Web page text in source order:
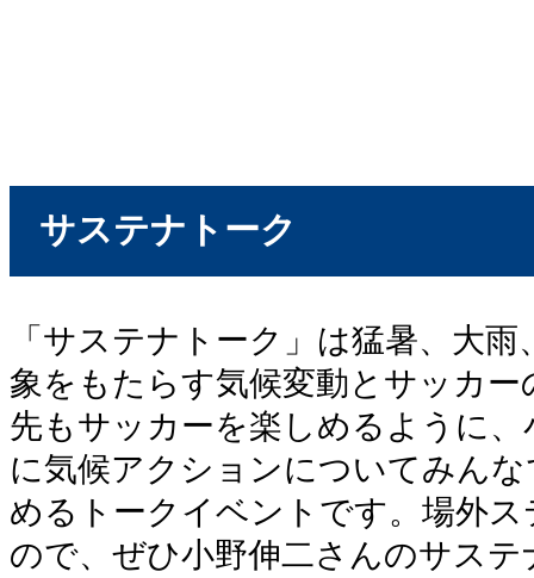
サステナトーク
「サステナトーク」は猛暑、大
象をもたらす気候変動とサッカ
先もサッカーを楽しめるように
に気候アクションについてみん
めるトークイベントです。場外
ので、ぜひ小野伸二さんのサス